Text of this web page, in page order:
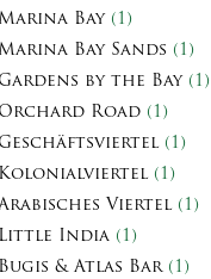
Marina Bay(1)
Marina Bay Sands (1)
Gardens by the Bay(1)
Orchard Road (1)
Geschäftsviertel (1)
Kolonialviertel (1)
Viertel (1)
Little India (1)
Bugis & Atlas Bar(1)